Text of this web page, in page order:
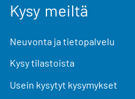
Kysy meiltä
Neuvonta ja tietopalvelu
Kysy tilastoista
Usein kysytyt kysymykset